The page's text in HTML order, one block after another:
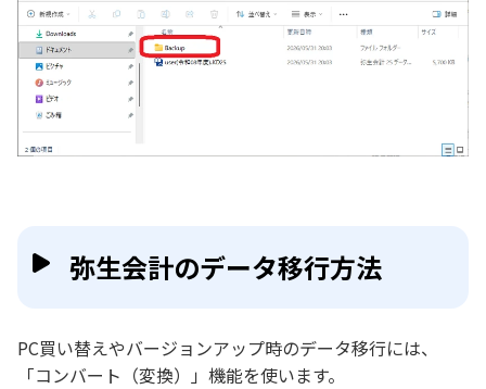
弥生会計のデータ移行方法
PC買い替えやバージョンアップ時のデータ移行には、
「コンバート（変換）」機能を使います。